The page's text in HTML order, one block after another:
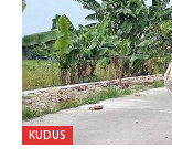
KUDUS